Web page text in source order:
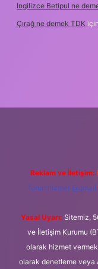
Ingilizce Betipul ne
Çırağ ne demek TDK için
Reklam ve İletişim:
Yasal Uyarı: Sitemiz,
ve İletişim Kurumu
olarak hizmet
olarak denetleme veya